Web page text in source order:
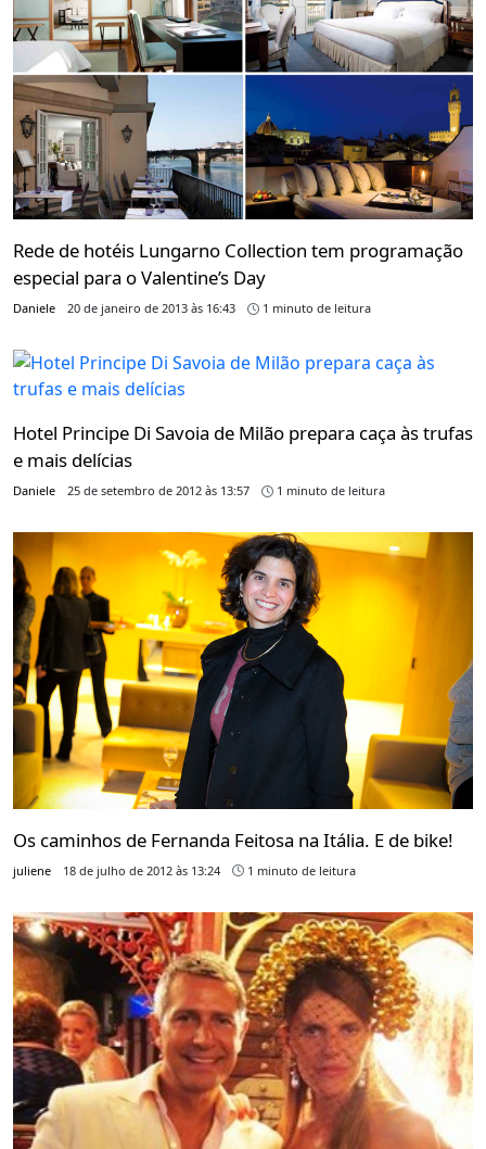
Rede de hotéis Lungarno Collection tem programação
especial para o Valentine’s Day
Daniele 20 de janeiro de 2013 às 16:43 1 minuto de leitura
Hotel Principe Di Savoia de Milão prepara caça às trufas
e mais delícias
Daniele 25 de setembro de 2012 às 13:57 1 minuto de leitura
Os caminhos de Fernanda Feitosa na Itália. E de bike!
juliene 18 de julho de 2012 às 13:24 1 minuto de leitura